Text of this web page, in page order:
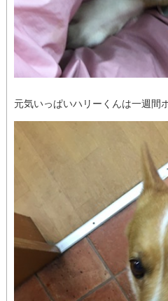
元気いっぱいハリーくんは一週間